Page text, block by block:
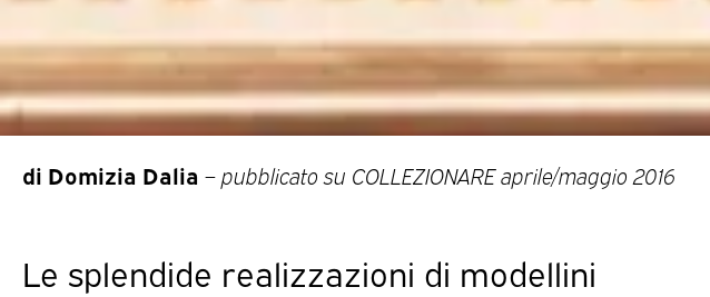
di Domizia Dalia –pubblicato su COLLEZIONARE aprile/maggio 2016
Le splendide realizzazioni di modellini